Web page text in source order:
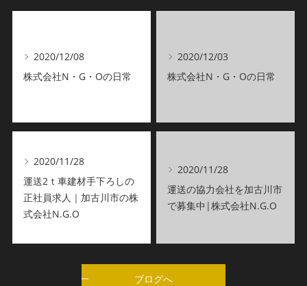
2020/12/08
株式会社N・G・Oの日常
2020/12/03
株式会社N・G・Oの日常
2020/11/28
運送2ｔ車建材手下ろしの
正社員求人｜加古川市の株
式会社N.G.O
2020/11/28
運送の協力会社を加古川市
で募集中|株式会社N.G.O
ブログへ